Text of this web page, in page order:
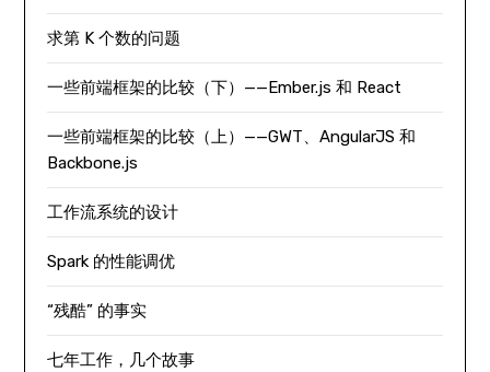
求第 K 个数的问题
一些前端框架的比较（下）——Ember.js 和 React
一些前端框架的比较（上）——GWT、AngularJS 和
Backbone.js
工作流系统的设计
Spark 的性能调优
“残酷” 的事实
七年工作，几个故事